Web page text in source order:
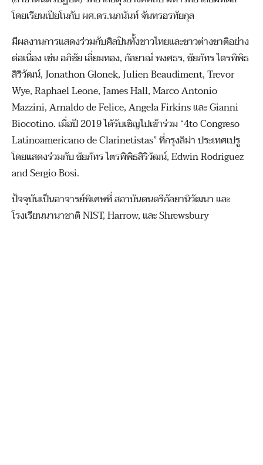
โดยเรียนเปียโนกับ ผศ.ดร.นภนันท์ จันทรอรทัยกุล
มีผลงานการแสดงร่วมกับศิลปินทั้งชาวไทยและชาวต่างชาติอย่าง
ต่อเนื่อง เช่น อภิชัย เลี่ยมทอง, กัลยาณ์ พงศธร, ชัยภัทร ไตรพิพิธ
สิริวัฒน์, Jonathon Glonek, Julien Beaudiment, Trevor
Wye, Raphael Leone, James Hall, Marco Antonio
Mazzini, Arnaldo de Felice, Angela Firkins และ Gianni
Biocotino. เมื่อปี 2019 ได้รับเชิญไปเข้าร่วม “4to Congreso
Latinoamericano de Clarinetistas” ที่กรุงลิม่า ประเทศเปรู
โดยแสดงร่วมกับ ชัยภัทร ไตรพิพิธสิริวัฒน์, Edwin Rodriguez
and Sergio Bosi.
ปัจจุบันเป็นอาจารย์พิเศษที่ สถาบันดนตรีกัลยานิวัฒนา และ
โรงเรียนนานาชาติ NIST, Harrow, และ Shrewsbury